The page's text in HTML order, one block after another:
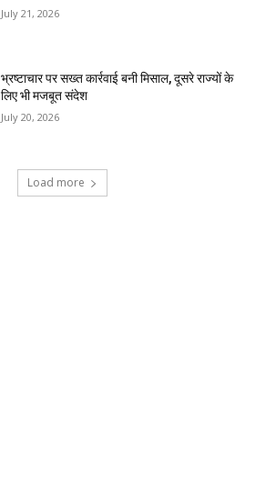
July 21, 2026
भ्रष्टाचार पर सख्त कार्रवाई बनी मिसाल, दूसरे राज्यों के
लिए भी मजबूत संदेश
July 20, 2026
Load more